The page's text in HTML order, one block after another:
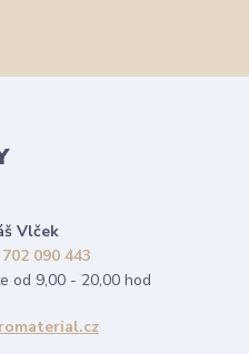
Vlček
090 443
od 9,00 - 20,00 hod